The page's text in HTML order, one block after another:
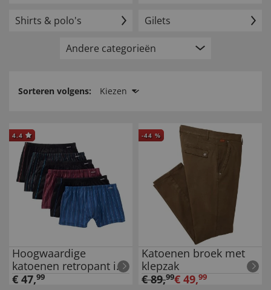
Shirts & polo's Gilets
Andere categorieën
Sorteren volgens: Kiezen
4.4
Hoogwaardige
katoenen retropant in
set van 6
€ 47,99
-44 %
Katoenen broek met
klepzak
€89,99€ 49,99